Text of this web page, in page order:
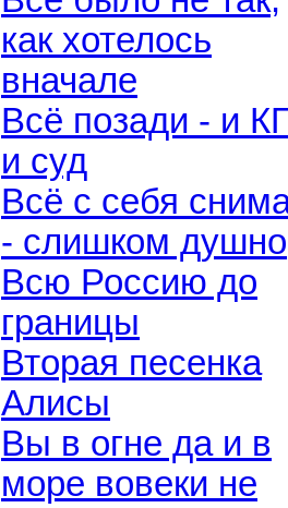
как хотелось
вначале
Всё позади - и
и суд
Всё с себя
- слишком душно
Всю Россию до
границы
Вторая песенка
Алисы
Вы в огне да и в
море вовеки не